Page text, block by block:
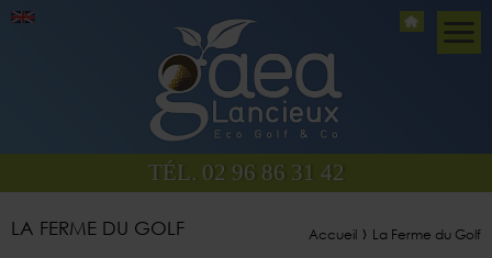
TÉL. 02 96 86 31 42
LA FERME DU GOLF Accueil › La Ferme du Golf